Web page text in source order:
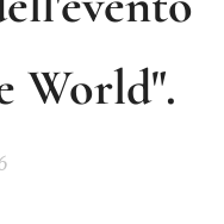
World".